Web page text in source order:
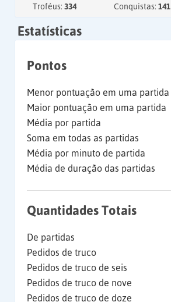
Troféus: 334 Conquistas: 141
Estatísticas
Pontos
Menor pontuação em uma partida
Maior pontuação em uma partida
Média por partida
Soma em todas as partidas
Média por minuto de partida
Média de duração das partidas
Quantidades Totais
De partidas
Pedidos de truco
Pedidos de truco de seis
Pedidos de truco de nove
Pedidos de truco de doze